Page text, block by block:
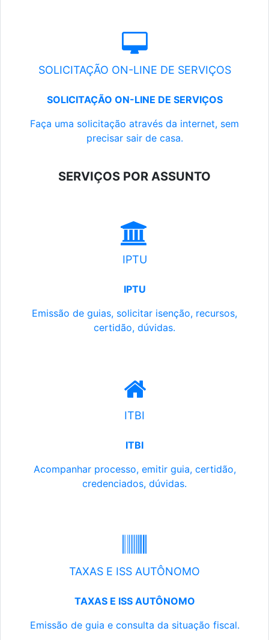
SOLICITAÇÃO ON-LINE DE SERVIÇOS
SOLICITAÇÃO ON-LINE DE SERVIÇOS
Faça uma solicitação através da internet, sem
precisar sair de casa.
SERVIÇOS POR ASSUNTO
IPTU
IPTU
Emissão de guias, solicitar isenção, recursos,
certidão, dúvidas.
ITBI
ITBI
Acompanhar processo, emitir guia, certidão,
credenciados, dúvidas.
TAXAS E ISS AUTÔNOMO
TAXAS E ISS AUTÔNOMO
Emissão de guia e consulta da situação fiscal.